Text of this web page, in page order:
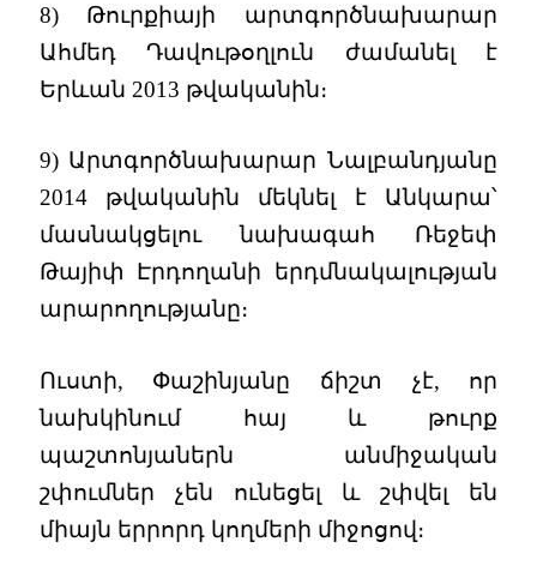
8) Թուրքիայի արտգործնախարար
Ահմեդ Դավութօղլուն ժամանել է
Երևան 2013 թվականին։
9) Արտգործնախարար Նալբանդյանը
2014 թվականին մեկնել է Անկարա՝
մասնակցելու նախագահ Ռեջեփ
Թայիփ Էրդողանի երդմնակալության
արարողությանը։
Ուստի, Փաշինյանը ճիշտ չէ, որ
նախկինում հայ և թուրք
պաշտոնյաներն անմիջական
շփումներ չեն ունեցել և շփվել են
միայն երրորդ կողմերի միջոցով։